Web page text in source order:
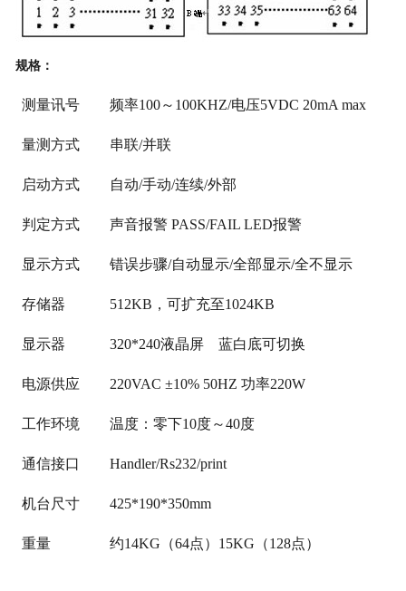
规格：
测量讯号 频率100～100KHZ/电压5VDC 20mA max
量测方式 串联/并联
启动方式 自动/手动/连续/外部
判定方式 声音报警 PASS/FAIL LED报警
显示方式 错误步骤/自动显示/全部显示/全不显示
存储器 512KB，可扩充至1024KB
显示器 320*240液晶屏 蓝白底可切换
电源供应 220VAC ±10% 50HZ 功率220W
工作环境 温度：零下10度～40度
通信接口 Handler/Rs232/print
机台尺寸 425*190*350mm
重量 约14KG（64点）15KG（128点）